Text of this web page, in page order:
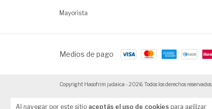
Al navegar por este sitio aceptás el uso de cookies para agilizar
Mayorista
Medios de pago
Copyright Hasofrim judaica - 2026. Todos los derechos reservados.